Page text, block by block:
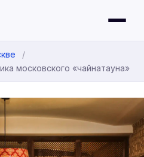
московского «чайнатауна»